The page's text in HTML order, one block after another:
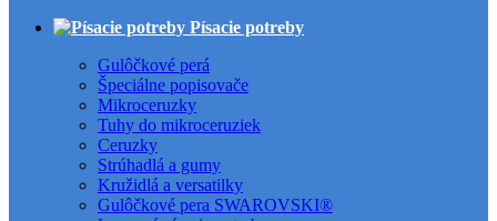
Písacie potreby
Gulôčkové perá
Špeciálne popisovače
Mikroceruzky
Tuhy do mikroceruziek
Ceruzky
Strúhadlá a gumy
Kružidlá a versatilky
Gulôčkové pera SWAROVSKI®